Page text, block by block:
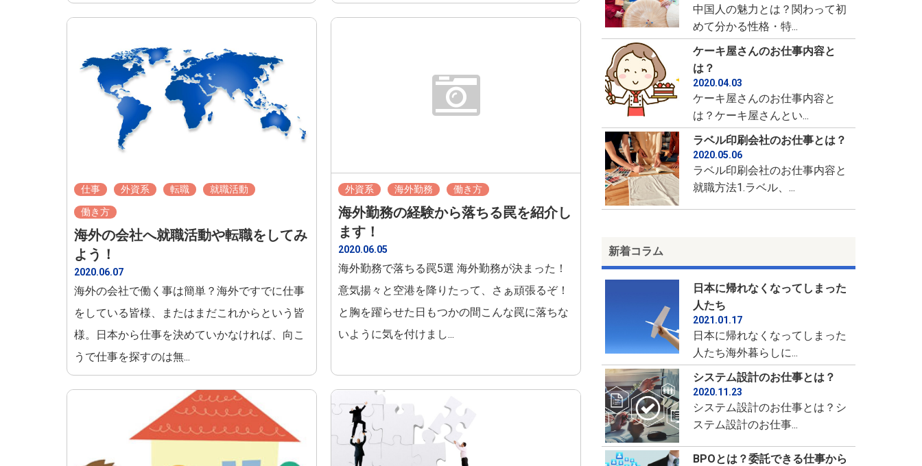
仕事 外資系 転職 就職活動
働き方
海外の会社へ就職活動や転職をしてみ
よう！
2020.06.07
海外の会社で働く事は簡単？海外ですでに仕事
をしている皆様、またはまだこれからという皆
様。日本から仕事を決めていかなければ、向こ
うで仕事を探すのは無...
外資系 海外勤務 働き方
海外勤務の経験から落ちる罠を紹介し
ます！
2020.06.05
海外勤務で落ちる罠5選 海外勤務が決まった！
意気揚々と空港を降りたって、さぁ頑張るぞ！
と胸を躍らせた日もつかの間こんな罠に落ちな
いように気を付けまし...
中国人の魅力とは？関わって初
めて分かる性格・特...
ケーキ屋さんのお仕事内容と
は？
2020.04.03
ケーキ屋さんのお仕事内容と
は？ケーキ屋さんとい...
ラベル印刷会社のお仕事とは？
2020.05.06
ラベル印刷会社のお仕事内容と
就職方法1.ラベル、...
新着コラム
日本に帰れなくなってしまった
人たち
2021.01.17
日本に帰れなくなってしまった
人たち海外暮らしに...
システム設計のお仕事とは？
2020.11.23
システム設計のお仕事とは？シ
ステム設計のお仕事...
BPOとは？委託できる仕事から